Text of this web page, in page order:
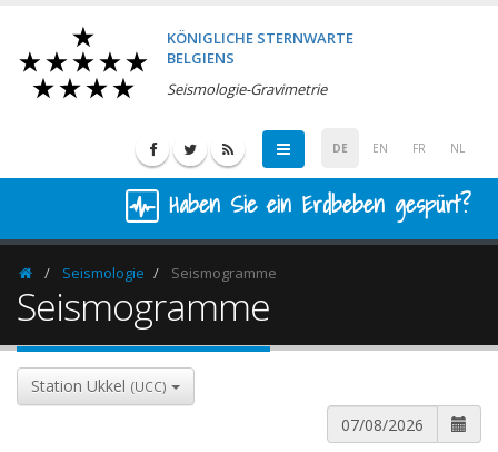
KÖNIGLICHE STERNWARTE
BELGIENS
Seismologie-Gravimetrie
DE EN FR NL
Haben Sie ein Erdbeben gespürt?
HomepageSeismologie Seismogramme
Seismogramme
Station Ukkel (UCC)